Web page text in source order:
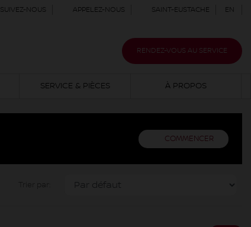
SUIVEZ-NOUS APPELEZ-NOUS SAINT-EUSTACHE EN
RENDEZ-VOUS AU SERVICE
SERVICE & PIÈCES À PROPOS
COMMENCER